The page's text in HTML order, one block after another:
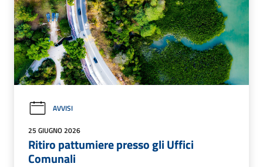
AVVISI
25 GIUGNO 2026
Ritiro pattumiere presso gli Uffici
Comunali